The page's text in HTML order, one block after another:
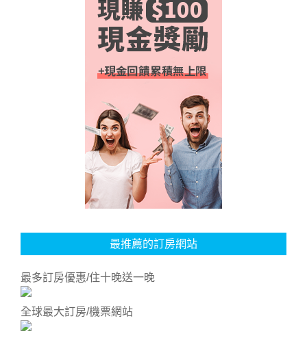
最推薦的訂房網站
最多訂房優惠/住十晚送一晚
全球最大訂房/機票網站